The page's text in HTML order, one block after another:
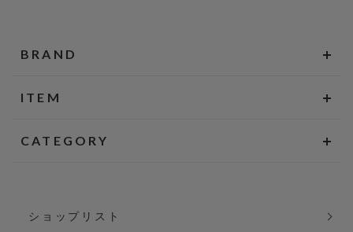
BRAND
ITEM
CATEGORY
ショップリスト